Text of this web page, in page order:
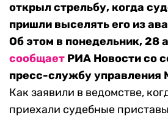
открыл стрельбу, когда
пришли выселять его из
Об этом в понедельник, 28
сообщает РИА Новости со
пресс-службу
Как заявили в ведомстве,
приехали судебные